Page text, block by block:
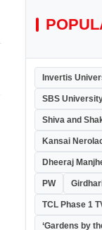
Invertis
SBS
Shiva and
Kansai
Dheeraj
PW
TCL Phase 1
‘Gardens by